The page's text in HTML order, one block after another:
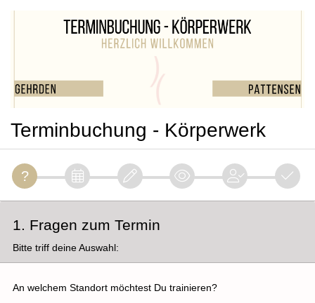
Terminbuchung - Körperwerk
1. Fragen zum Termin
Bitte triff deine Auswahl:
An welchem Standort möchtest Du trainieren?